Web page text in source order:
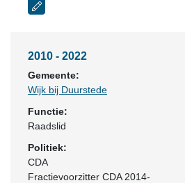
2010 - 2022
Gemeente:
Wijk bij Duurstede
Functie:
Raadslid
Politiek:
CDA
Fractievoorzitter CDA 2014-